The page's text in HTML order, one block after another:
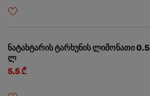
ნატახტარის ტარხუნის ლიმონათი 0.5
ლ
5,5 ₾